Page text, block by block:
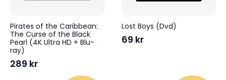
Pirates of the Caribbean:
The Curse of the Black
Pearl (4K Ultra HD + Blu-
ray)
289 kr
Lost Boys (Dvd)
69 kr